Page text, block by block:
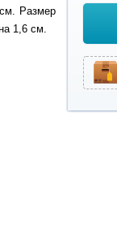
Размер
1,6 см.